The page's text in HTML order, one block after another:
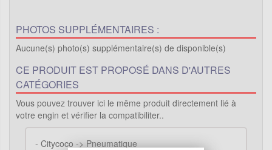
PHOTOS SUPPLÉMENTAIRES :
Aucune(s) photo(s) supplémentaire(s) de disponible(s)
CE PRODUIT EST PROPOSÉ DANS D'AUTRES
CATÉGORIES
Vous pouvez trouver ici le même produit directement lié à
votre engin et vérifier la compatibiliter..
- Citycoco -> Pneumatique